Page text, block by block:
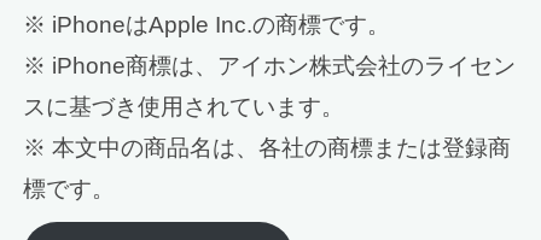
※ iPhoneはApple Inc.の商標です。
※ iPhone商標は、アイホン株式会社のライセン
スに基づき使用されています。
※ 本文中の商品名は、各社の商標または登録商
標です。